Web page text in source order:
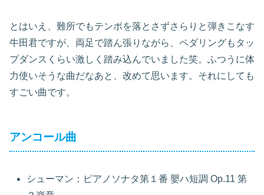
とはいえ、難所でもテンポを落とさずさらりと弾きこなす
牛田君ですが、両足で踏ん張りながら、ペダリングもタッ
プダンスくらい激しく踏み込んでいました笑。ふつうに体
力使いそうな曲だなあと、改めて思います。それにしても
すごい曲です。
アンコール曲
シューマン：ピアノソナタ第１番 嬰ハ短調 Op.11 第